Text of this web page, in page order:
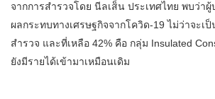
จากการสำรวจโดย นีลเส็น ประเทศไทย พบว่า
ผลกระทบทางเศรษฐกิจจากโควิด-19 ไม่ว่าจะ
สำรวจ และที่เหลือ 42% คือ กลุ่ม Insulated
ยังมีรายได้เข้ามาเหมือนเดิม